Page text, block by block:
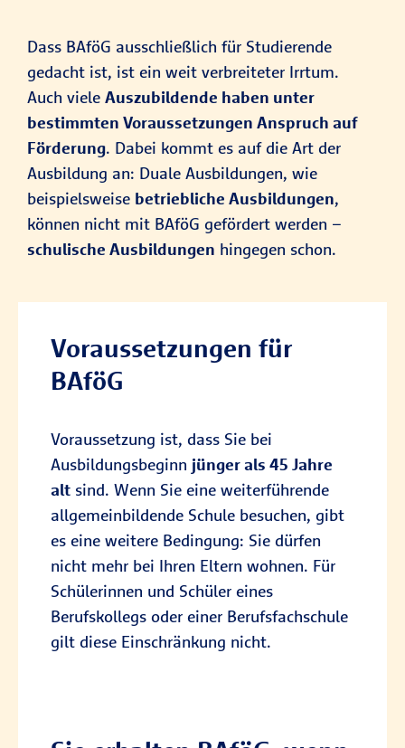
Dass BAföG ausschließlich für Studierende
gedacht ist, ist ein weit verbreiteter Irrtum.
Auch viele Auszubildende haben unter
bestimmten Voraussetzungen Anspruch auf
Förderung. Dabei kommt es auf die Art der
Ausbildung an: Duale Ausbildungen, wie
beispielsweise betriebliche Ausbildungen,
können nicht mit BAföG gefördert werden –
schulische Ausbildungen hingegen schon.
Voraussetzungen für
BAföG
Voraussetzung ist, dass Sie bei
Ausbildungsbeginn jünger als 45 Jahre
alt sind. Wenn Sie eine weiterführende
allgemeinbildende Schule besuchen, gibt
es eine weitere Bedingung: Sie dürfen
nicht mehr bei Ihren Eltern wohnen. Für
Schülerinnen und Schüler eines
Berufskollegs oder einer Berufsfachschule
gilt diese Einschränkung nicht.